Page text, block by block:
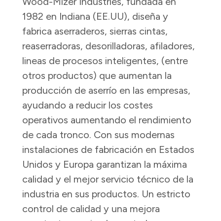
1982 en Indiana (EE.UU), diseña y
fabrica aserraderos, sierras cintas,
reaserradoras, desorilladoras, afiladores,
lineas de procesos inteligentes, (entre
otros productos) que aumentan la
producción de aserrío en las empresas,
ayudando a reducir los costes
operativos aumentando el rendimiento
de cada tronco. Con sus modernas
instalaciones de fabricación en Estados
Unidos y Europa garantizan la máxima
calidad y el mejor servicio técnico de la
industria en sus productos. Un estricto
control de calidad y una mejora